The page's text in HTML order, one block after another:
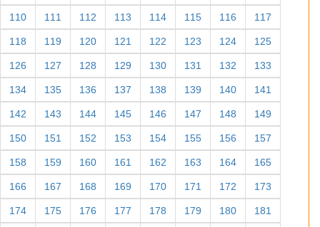
110 111 112 113 114 115 116 117
118 119 120 121 122 123 124 125
126 127 128 129 130 131 132 133
134 135 136 137 138 139 140 141
142 143 144 145 146 147 148 149
150 151 152 153 154 155 156 157
158 159 160 161 162 163 164 165
166 167 168 169 170 171 172 173
174 175 176 177 178 179 180 181